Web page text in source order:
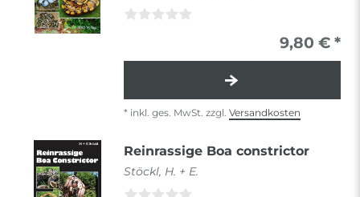
9,80 € *
* inkl. ges. MwSt. zzgl. Versandkosten
Reinrassige Boa constrictor
Stöckl, H. + E.